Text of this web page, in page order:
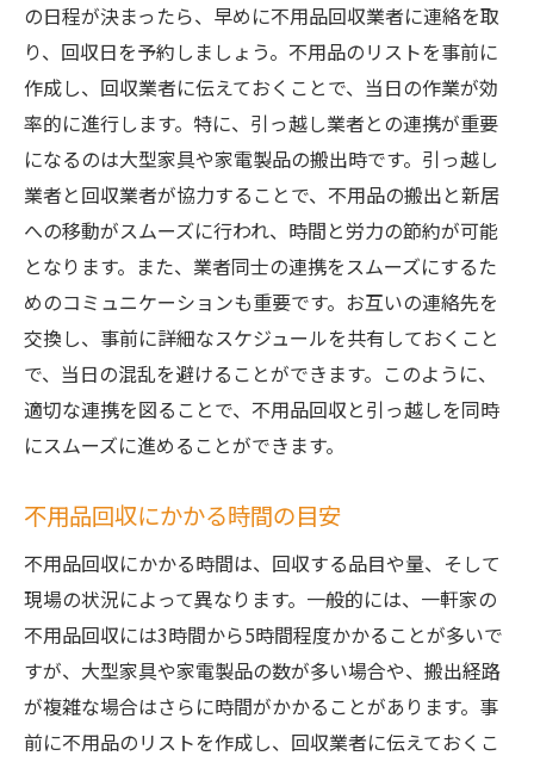
の日程が決まったら、早めに不用品回収業者に連絡を取
り、回収日を予約しましょう。不用品のリストを事前に
作成し、回収業者に伝えておくことで、当日の作業が効
率的に進行します。特に、引っ越し業者との連携が重要
になるのは大型家具や家電製品の搬出時です。引っ越し
業者と回収業者が協力することで、不用品の搬出と新居
への移動がスムーズに行われ、時間と労力の節約が可能
となります。また、業者同士の連携をスムーズにするた
めのコミュニケーションも重要です。お互いの連絡先を
交換し、事前に詳細なスケジュールを共有しておくこと
で、当日の混乱を避けることができます。このように、
適切な連携を図ることで、不用品回収と引っ越しを同時
にスムーズに進めることができます。
不用品回収にかかる時間の目安
不用品回収にかかる時間は、回収する品目や量、そして
現場の状況によって異なります。一般的には、一軒家の
不用品回収には3時間から5時間程度かかることが多いで
すが、大型家具や家電製品の数が多い場合や、搬出経路
が複雑な場合はさらに時間がかかることがあります。事
前に不用品のリストを作成し、回収業者に伝えておくこ